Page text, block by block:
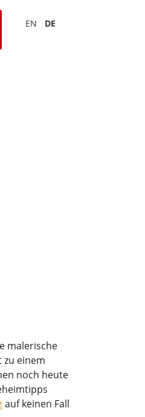
EN DE
malerische
zu einem
noch heute
auf keinen Fall